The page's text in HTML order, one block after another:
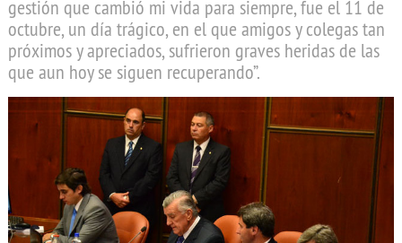
gestión que cambió mi vida para siempre, fue el 11 de
octubre, un día trágico, en el que amigos y colegas tan
próximos y apreciados, sufrieron graves heridas de las
que aun hoy se siguen recuperando”.